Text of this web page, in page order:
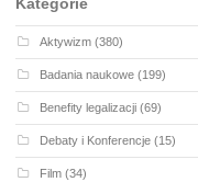
Kategorie
Aktywizm (380)
Badania naukowe (199)
Benefity legalizacji (69)
Debaty i Konferencje (15)
Film (34)